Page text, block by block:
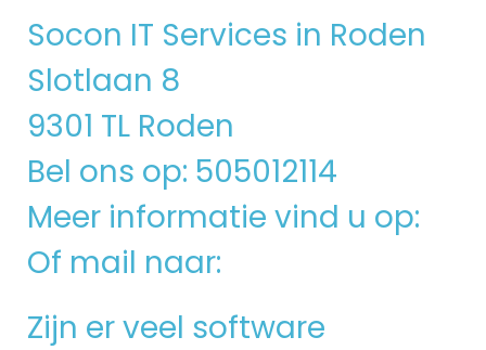
Socon IT Services in Roden
Slotlaan 8
9301 TL Roden
Bel ons op: 505012114
Meer informatie vind u op:
Of mail naar:
Zijn er veel software